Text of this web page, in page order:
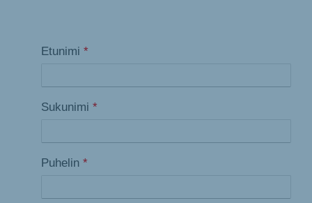
Etunimi *
Sukunimi *
Puhelin *